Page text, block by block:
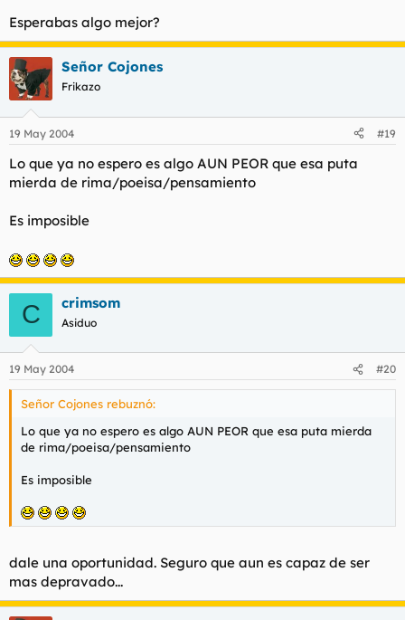
Esperabas algo mejor?
Señor Cojones
Frikazo
19 May 2004 #19
Lo que ya no espero es algo AUN PEOR que esa puta
mierda de rima/poeisa/pensamiento
Es imposible
C crimsom
Asiduo
19 May 2004 #20
Señor Cojones rebuznó:
Lo que ya no espero es algo AUN PEOR que esa puta mierda
de rima/poeisa/pensamiento
Es imposible
dale una oportunidad. Seguro que aun es capaz de ser
mas depravado...